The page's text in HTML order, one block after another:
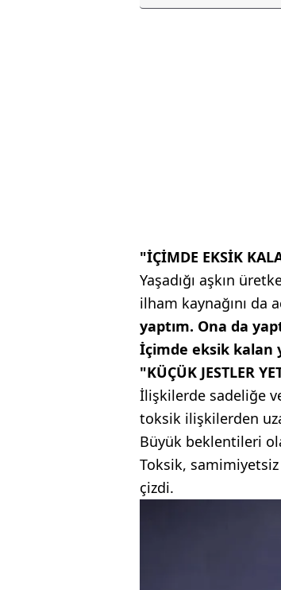
"İÇİMDE EKSİK
Yaşadığı aşkın
ilham kaynağını da
yaptım. Ona da
İçimde eksik kalan
"KÜÇÜK JESTLER
İlişkilerde sadeliğe
toksik ilişkilerden
Büyük beklentileri
Toksik, samimiyetsiz
çizdi.